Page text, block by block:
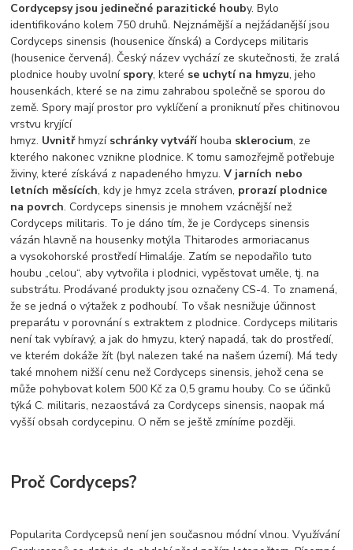
Cordycepsy jsou jedinečné parazitické houby. Bylo
identifikováno kolem 750 druhů. Nejznámější a nejžádanější jsou
Cordyceps sinensis (housenice čínská) a Cordyceps militaris
(housenice červená). Český název vychází ze skutečnosti, že zralá
plodnice houby uvolní spory, které se uchytí na hmyzu, jeho
housenkách, které se na zimu zahrabou společně se sporou do
země. Spory mají prostor pro vyklíčení a proniknutí přes chitinovou
vrstvu kryjící
hmyz. Uvnitřhmyzí schránky vytváříhouba sklerocium, ze
kterého nakonec vznikne plodnice. K tomu samozřejmě potřebuje
živiny, které získává z napadeného hmyzu.V jarních nebo
letních měsících, kdy je hmyz zcela stráven, prorazí plodnice
na povrch. Cordyceps sinensis je mnohem vzácnější než
Cordyceps militaris. To je dáno tím, že je Cordyceps sinensis
vázán hlavně na housenky motýla Thitarodes armoriacanus
a vysokohorské prostředí Himaláje. Zatím se nepodařilo tuto
houbu „celou“, aby vytvořila i plodnici, vypěstovat uměle, tj. na
substrátu. Prodávané produkty jsou označeny CS-4. To znamená,
že se jedná o výtažek z podhoubí. To však nesnižuje účinnost
preparátu v porovnání s extraktem z plodnice. Cordyceps militaris
není tak vybíravý, a jak do hmyzu, který napadá, tak do prostředí,
ve kterém dokáže žít (byl nalezen také na našem území). Má tedy
také mnohem nižší cenu než Cordyceps sinensis, jehož cena se
může pohybovat kolem 500 Kč za 0,5 gramu houby. Co se účinků
týká C. militaris, nezaostává za Cordyceps sinensis, naopak má
vyšší obsah cordycepinu. O něm se ještě zmíníme později.
Proč Cordyceps?
Popularita Cordycepsů není jen současnou módní vlnou. Využívání